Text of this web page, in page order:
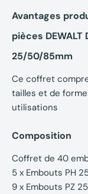
Avantages
pièces
25/50/85mm
Ce coffret
tailles et de
utilisations
Composition
Coffret de 40
5 x Embouts PH
9 x Embouts PZ